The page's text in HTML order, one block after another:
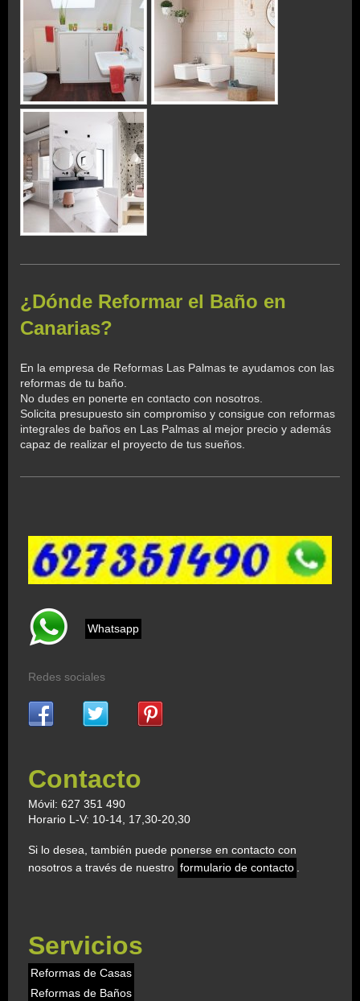
¿Dónde Reformar el Baño en
Canarias?
En la empresa de Reformas Las Palmas te ayudamos con las
reformas de tu baño.
No dudes en ponerte en contacto con nosotros.
Solicita presupuesto sin compromiso y consigue con reformas
integrales de baños en Las Palmas al mejor precio y además
capaz de realizar el proyecto de tus sueños.
Whatsapp
Redes sociales
Contacto
Móvil: 627 351 490
Horario L-V: 10-14, 17,30-20,30
Si lo desea, también puede ponerse en contacto con
nosotros a través de nuestro formulario de contacto .
Servicios
Reformas de Casas
Reformas de Baños